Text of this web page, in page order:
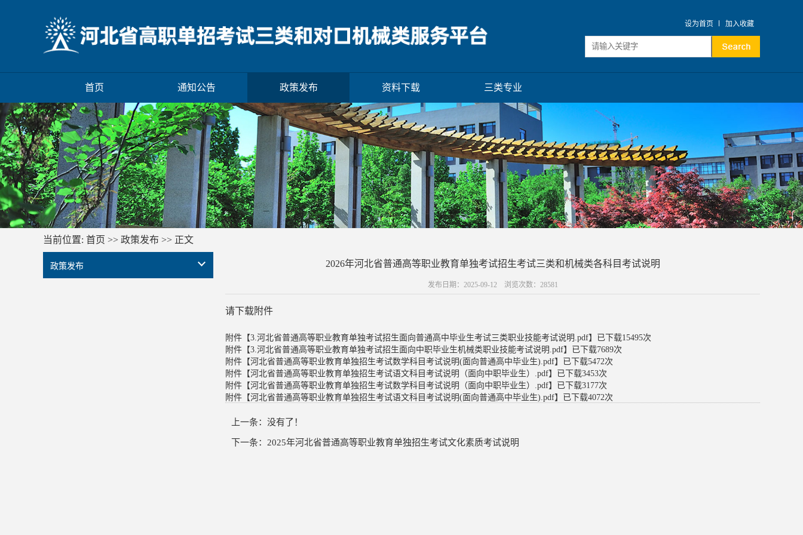
设为首页 加入收藏
首页 通知公告 政策发布 资料下载 三类专业
当前位置: 首页 >> 政策发布 >> 正文
政策发布 2026年河北省普通高等职业教育单独考试招生考试三类和机械类各科目考试说明
发布日期：2025-09-12 浏览次数： 28581
请下载附件
附件【3.河北省普通高等职业教育单独考试招生面向普通高中毕业生考试三类职业技能考试说明.pdf】已下载15495次
附件【3.河北省普通高等职业教育单独考试招生面向中职毕业生机械类职业技能考试说明.pdf】已下载7689次
附件【河北省普通高等职业教育单独招生考试数学科目考试说明(面向普通高中毕业生).pdf】已下载5472次
附件【河北省普通高等职业教育单独招生考试语文科目考试说明（面向中职毕业生）.pdf】已下载3453次
附件【河北省普通高等职业教育单独招生考试数学科目考试说明（面向中职毕业生）.pdf】已下载3177次
附件【河北省普通高等职业教育单独招生考试语文科目考试说明(面向普通高中毕业生).pdf】已下载4072次
上一条：没有了！
下一条： 2025年河北省普通高等职业教育单独招生考试文化素质考试说明